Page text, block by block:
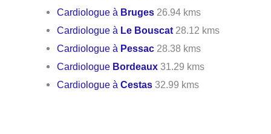
Cardiologue à Bruges 26.94 kms
Cardiologue à Le Bouscat 28.12 kms
Cardiologue à Pessac 28.38 kms
Cardiologue Bordeaux 31.29 kms
Cardiologue àCestas 32.99 kms